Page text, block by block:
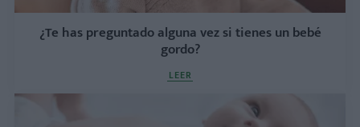
¿Te has preguntado alguna vez si tienes un bebé
gordo?
LEER